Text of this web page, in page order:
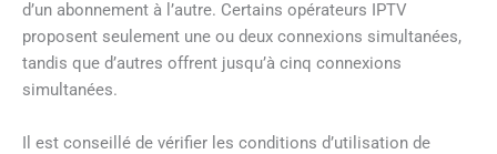
d’un abonnement à l’autre. Certains opérateurs IPTV
proposent seulement une ou deux connexions simultanées,
tandis que d’autres offrent jusqu’à cinq connexions
simultanées.
Il est conseillé de vérifier les conditions d’utilisation de